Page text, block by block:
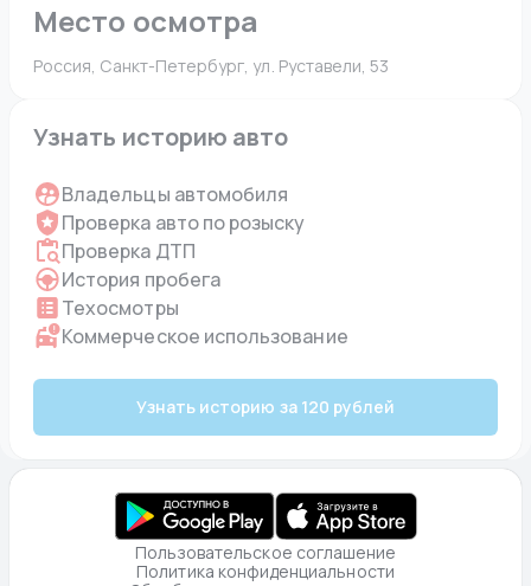
Место осмотра
Россия, Санкт-Петербург, ул. Руставели, 53
Узнать историю авто
Владельцы автомобиля
Проверка авто по розыску
Проверка ДТП
История пробега
Техосмотры
Коммерческое использование
Узнать историю за 120 рублей
Пользовательское соглашение
Политика конфиденциальности